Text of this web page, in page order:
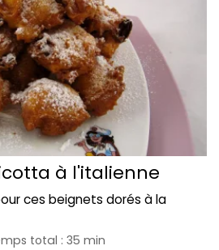
à l'italienne
ces beignets dorés à la
total : 35 min